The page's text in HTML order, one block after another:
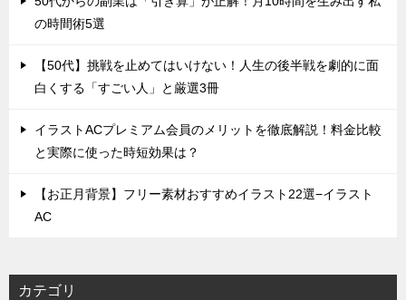
の時間術5選
【50代】挑戦を止めてはいけない！人生の後半戦を劇的に面
白くする「すごい人」と厳選3冊
イラストACプレミアム会員のメリットを徹底解説！料金比較
と実際に使った時短効果は？
【お正月背景】フリー素材おすすめイラスト22選−イラスト
AC
カテゴリ